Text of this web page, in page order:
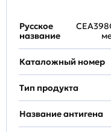
Русское
название
Каталожный номер
Тип продукта
Название антигена